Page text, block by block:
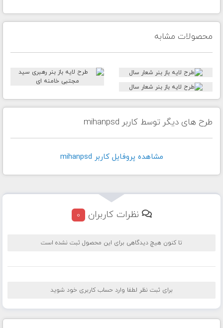
محصولات مشابه
طرح های دیگر توسط کاربر mihanpsd
مشاهده پروفايل کاربر mihanpsd
نظرات کاربران 0
تا کنون هیچ دیدگاهی برای این محصول ثبت نشده است
برای ثبت نظر لطفا وارد حساب کاربری خود شوید